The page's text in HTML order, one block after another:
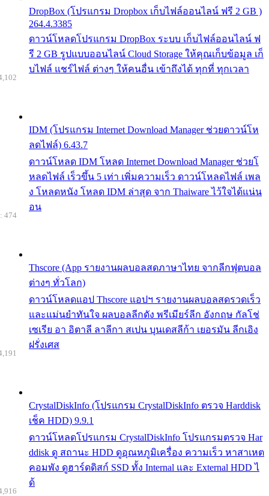
DropBox (โปรแกรม Dropbox เก็บไฟล์ออนไลน์ ฟรี 2 GB )
264.4.3385
ดาวน์โหลดโปรแกรม DropBox ระบบ เก็บไฟล์ออนไลน์ ฟ
รี 2 GB รูปแบบออนไลน์ Cloud Storage ให้คุณเก็บข้อมูล เก็
บไฟล์ แชร์ไฟล์ ต่างๆ ให้คนอื่น เข้าถึงได้ ทุกที่ ทุกเวลา
IDM (โปรแกรม Internet Download Manager ช่วยดาวน์โห
ลดไฟล์) 6.43.7
ดาวน์โหลด IDM โหลด Internet Download Manager ช่วยโ
หลดไฟล์ เร็วขึ้น 5 เท่า เพิ่มความเร็ว ดาวน์โหลดไฟล์ เพล
ง โหลดหนัง โหลด IDM ล่าสุด จาก Thaiware ไว้ใจได้แน่น
อน
Thscore (App รายงานผลบอลสดภาษาไทย จากลีกฟุตบอล
ต่างๆ ทั่วโลก)
ดาวน์โหลดแอป Thscore แอปฯ รายงานผลบอลสดรวดเร็ว
และแม่นยำทันใจ ผลบอลลีกดัง พรีเมียร์ลีก อังกฤษ กัลโช่
เซเรีย อา อิตาลี ลาลีกา สเปน บุนเดสลีก้า เยอรมัน ลีกเอิง
ฝรั่งเศส
474
CrystalDiskInfo (โปรแกรม CrystalDiskInfo ตรวจ Harddisk
เช็ค HDD) 9.9.1
ดาวน์โหลดโปรแกรม CrystalDiskInfo โปรแกรมตรวจ Har
ddisk ดู สถานะ HDD ดูอุณหภูมิเครื่อง ความเร็ว หาสาเหต
คอมพัง ดูฮาร์ดดิสก์ SSD ทั้ง Internal และ External HDD ไ
ด้